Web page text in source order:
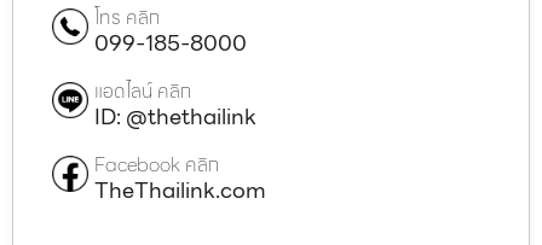
โทร คลิก
099-185-8000
แอดไลน์ คลิก
ID: @thethailink
Facebook คลิก
TheThailink.com